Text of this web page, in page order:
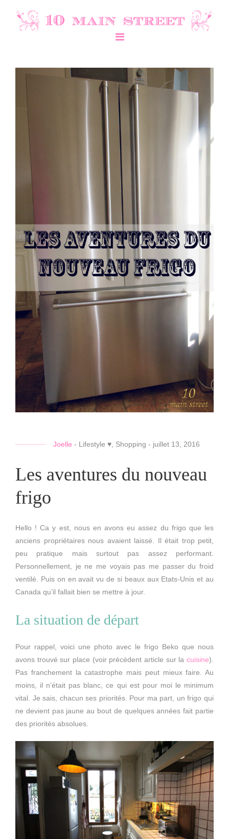
Joelle - Lifestyle ♥ Shopping - juillet 13, 2016
Les aventures du nouveau
frigo
Hello ! Ca y est, nous en avons eu assez du frigo que les
anciens propriétaires nous avaient laissé. Il était trop petit,
peu pratique mais surtout pas assez performant.
Personnellement, je ne me voyais pas me passer du froid
ventilé. Puis on en avait vu de si beaux aux Etats-Unis et au
Canada qu’il fallait bien se mettre à jour.
La situation de départ
Pour rappel, voici une photo avec le frigo Beko que nous
avons trouvé sur place (voir précédent article sur la cuisine).
Pas franchement la catastrophe mais peut mieux faire. Au
moins, il n’était pas blanc, ce qui est pour moi le minimum
vital. Je sais, chacun ses priorités. Pour ma part, un frigo qui
ne devient pas jaune au bout de quelques années fait partie
des priorités absolues.